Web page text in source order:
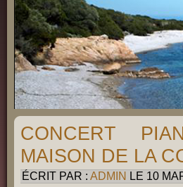
CONCERT
MAISON DE LA
ÉCRIT PAR : ADMIN LE 10